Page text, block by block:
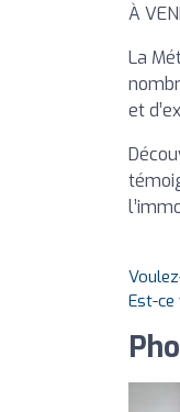
À
La
et
Est-